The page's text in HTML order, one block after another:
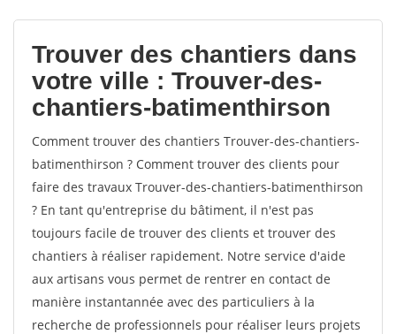
votes
Trouver des chantiers dans
votre ville : Trouver-des-
chantiers-batimenthirson
Comment trouver des chantiers Trouver-des-chantiers-
batimenthirson ? Comment trouver des clients pour
faire des travaux Trouver-des-chantiers-batimenthirson
? En tant qu'entreprise du bâtiment, il n'est pas
toujours facile de trouver des clients et trouver des
chantiers à réaliser rapidement. Notre service d'aide
aux artisans vous permet de rentrer en contact de
manière instantannée avec des particuliers à la
recherche de professionnels pour réaliser leurs projets